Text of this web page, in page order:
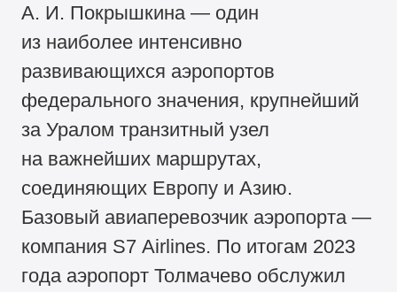
А. И. Покрышкина — один
из наиболее интенсивно
развивающихся аэропортов
федерального значения, крупнейший
за Уралом транзитный узел
на важнейших маршрутах,
соединяющих Европу и Азию.
Базовый авиаперевозчик аэропорта —
компания S7 Airlines. По итогам 2023
года аэропорт Толмачево обслужил